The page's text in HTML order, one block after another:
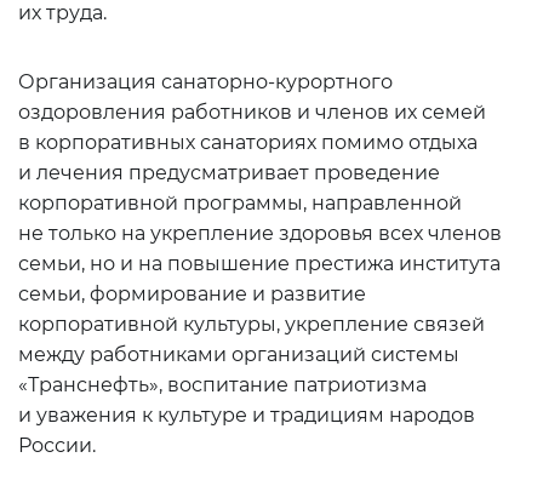
их труда.
Организация санаторно-курортного
оздоровления работников и членов их семей
в корпоративных санаториях помимо отдыха
и лечения предусматривает проведение
корпоративной программы, направленной
не только на укрепление здоровья всех членов
семьи, но и на повышение престижа института
семьи, формирование и развитие
корпоративной культуры, укрепление связей
между работниками организаций системы
«Транснефть», воспитание патриотизма
и уважения к культуре и традициям народов
России.